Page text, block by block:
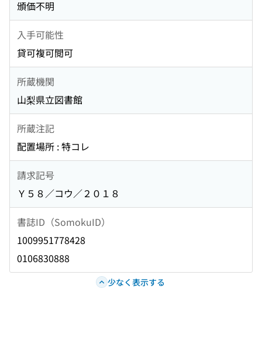
頒価不明
入手可能性
貸可複可閲可
所蔵機関
山梨県立図書館
所蔵注記
配置場所 : 特コレ
請求記号
Ｙ５８／コウ／２０１８
書誌ID（SomokuID）
1009951778428
0106830888
少なく表示する